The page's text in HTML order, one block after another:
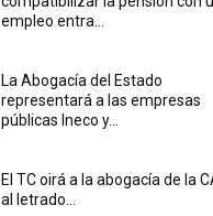
empleo entra...
La Abogacía del Estado
representará a las empresas
públicas Ineco y...
El TC oirá a la abogacía de la
al letrado...